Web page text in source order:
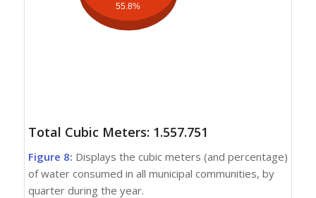
55.8%
Total Cubic Meters: 1.557.751
Figure 8: Displays the cubic meters (and percentage)
of water consumed in all municipal communities, by
quarter during the year.